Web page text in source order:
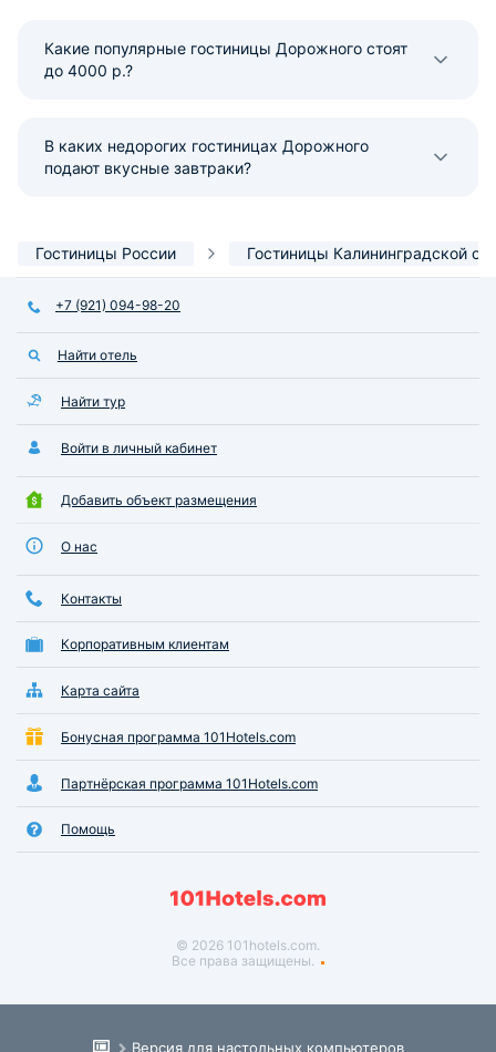
Какие популярные гостиницы Дорожного стоят
до 4000 р.?
В каких недорогих гостиницах Дорожного
подают вкусные завтраки?
Гостиницы России Гостиницы Калининградской
+7 (921) 094-98-20
Найти отель
Найти тур
Войти в личный кабинет
Добавить объект размещения
О нас
Контакты
Корпоративным клиентам
Карта сайта
Бонусная программа 101Hotels.com
Партнёрская программа 101Hotels.com
Помощь
© 2026 101hotels.com.
Все права защищены.
Версия для настольных компьютеров